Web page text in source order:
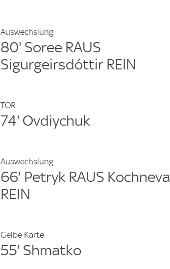
Auswechslung
80' Soree RAUS
Sigurgeirsdóttir REIN
TOR
74' Ovdiychuk
Auswechslung
66' Petryk RAUS Kochneva
REIN
Gelbe Karte
55' Shmatko